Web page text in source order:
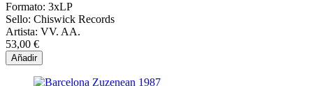
Formato: 3xLP
Sello: Chiswick Records
Artista: VV. AA.
53,00 €
Añadir